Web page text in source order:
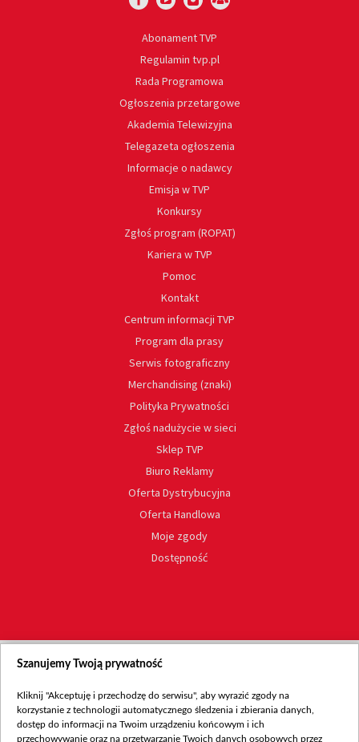
Abonament TVP
Regulamin tvp.pl
Rada Programowa
Ogłoszenia przetargowe
Akademia Telewizyjna
Telegazeta ogłoszenia
Informacje o nadawcy
Emisja w TVP
Konkursy
Zgłoś program (ROPAT)
Kariera w TVP
Pomoc
Kontakt
Centrum informacji TVP
Program dla prasy
Serwis fotograficzny
Merchandising (znaki)
Polityka Prywatności
Zgłoś nadużycie w sieci
Sklep TVP
Biuro Reklamy
Oferta Dystrybucyjna
Oferta Handlowa
Moje zgody
Dostępność
Szanujemy Twoją prywatność
Kliknij "Akceptuję i przechodzę do serwisu", aby wyrazić zgody na
korzystanie z technologii automatycznego śledzenia i zbierania danych,
dostęp do informacji na Twoim urządzeniu końcowym i ich
przechowywanie oraz na przetwarzanie Twoich danych osobowych przez